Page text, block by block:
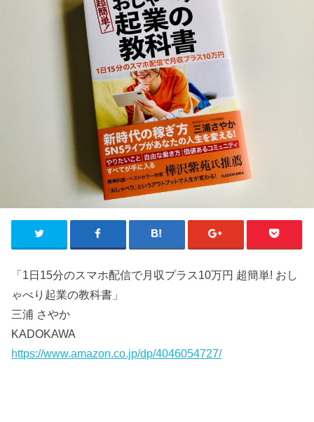
「1日15分のスマホ配信で月収プラス10万円 超簡単! おし
ゃべり起業の教科書」
三浦 さやか
KADOKAWA
https://www.amazon.co.jp/dp/4046054727/